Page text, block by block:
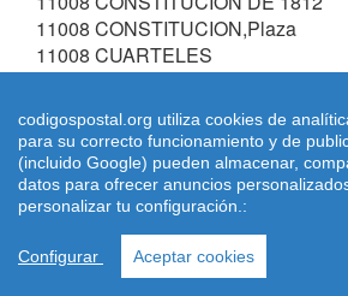
11008 CONSTITUCION,Plaza
11008 CUARTELES
11008 DAMA DE CADIZ
11008 DIECIOCHO DE JULIO
11008 DOCTOR GOMEZ PLANA
11008 DOCTOR JOSE MANUEL
PASCUAL
11008 DOCTOR MANUEL CONCHA
11008 DOCTOR RODRIGUEZ
11008 ESCRITOR RAMON SOLIS
codigospostal.org utiliza cookies de
para su correcto funcionamiento y de
(incluido Google) pueden almacenar,
datos para ofrecer anuncios
personalizar tu configuración.:
Configurar Aceptar cookies